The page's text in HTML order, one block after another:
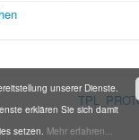
unserer Dienste.
erklären Sie sich damit
setzen. Mehr erfahren...